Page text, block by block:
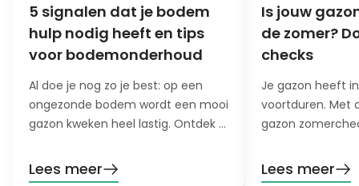
5 signalen dat je bodem
hulp nodig heeft en tips
voor bodemonderhoud
Al doe je nog zo je best: op een
ongezonde bodem wordt een mooi
gazon kweken heel lastig. Ontdek 5
heeft!
Lees meer
Is jouw
de zomer?
checks
Je gazon heeft
voortduren. Met
gazon
hete, droge
Lees meer